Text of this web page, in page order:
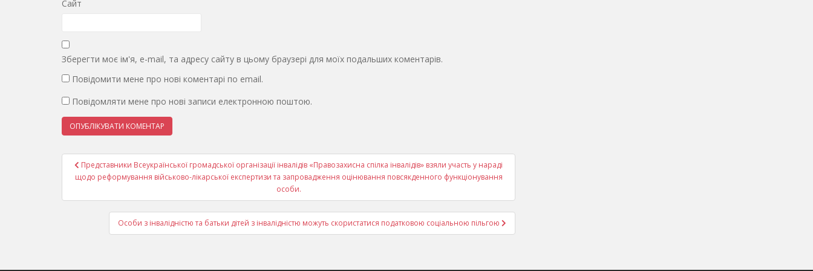
Сайт
Зберегти моє ім'я, e-mail, та адресу сайту в цьому браузері для моїх подальших коментарів.
Повідомити мене про нові коментарі по email.
Повідомляти мене про нові записи електронною поштою.
Навігація
записів
Представники Всеукраїнської громадської організації інвалідів «Правозахисна спілка інвалідів» взяли участь у нараді
щодо реформування військово-лікарської експертизи та запровадження оцінювання повсякденного функціонування
особи.
Особи з інвалідністю та батьки дітей з інвалідністю можуть скористатися податковою соціальною пільгою